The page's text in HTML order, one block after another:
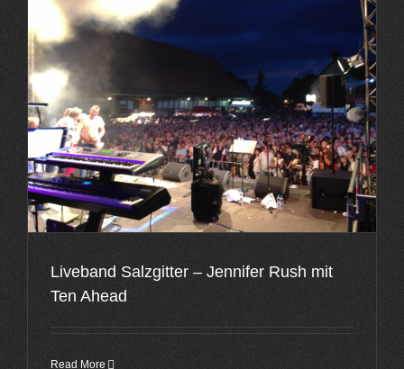
Liveband Salzgitter – Jennifer Rush mit
Ten Ahead
Read More